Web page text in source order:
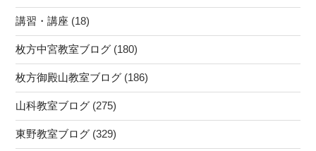
講習・講座 (18)
枚方中宮教室ブログ (180)
枚方御殿山教室ブログ (186)
山科教室ブログ (275)
東野教室ブログ (329)